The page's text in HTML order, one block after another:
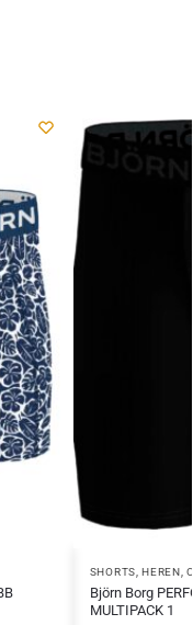
SHORTS ,HEREN ,
Björn Borg
MULTIPACK 1